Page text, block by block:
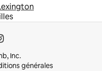
Inc.
générales